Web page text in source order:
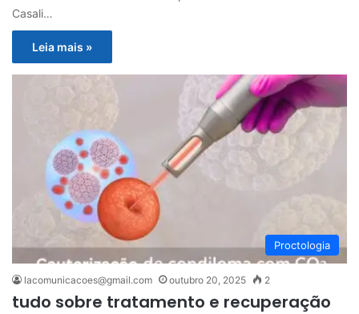
Casali…
Leia mais »
Proctologia
lacomunicacoes@gmail.com outubro 20, 2025 2
tudo sobre tratamento e recuperação